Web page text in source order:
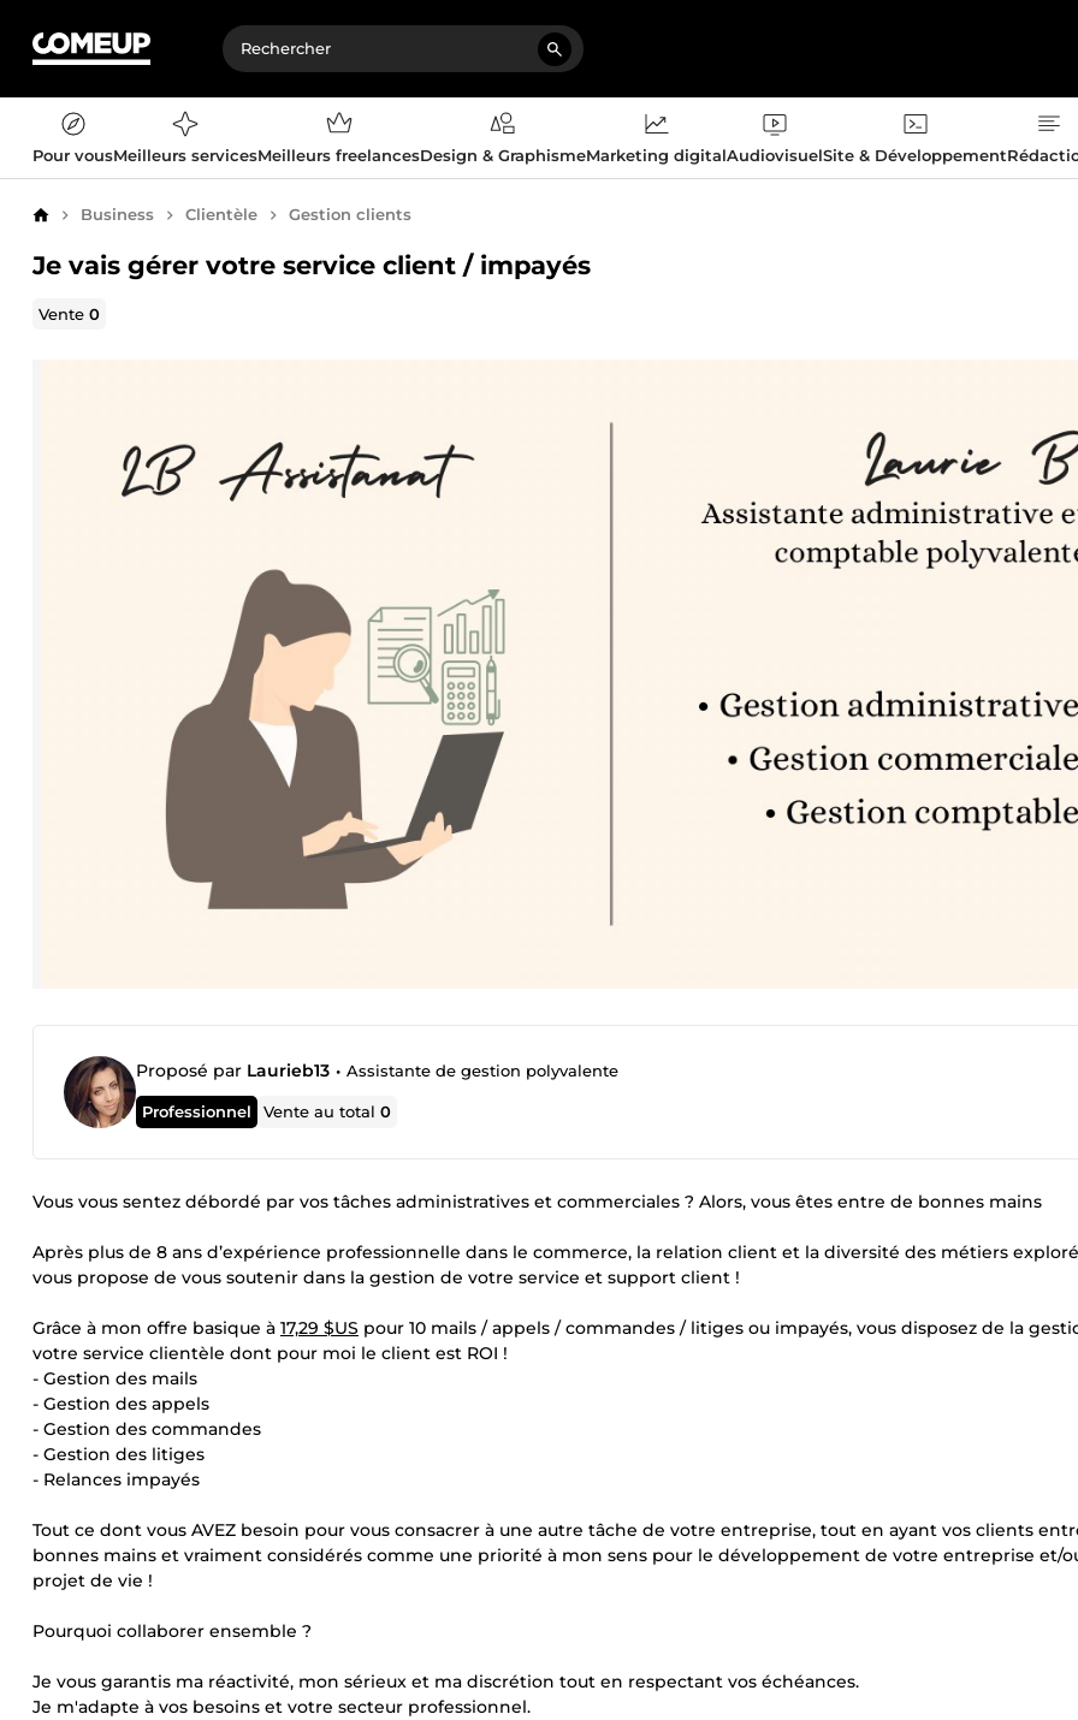
Pour vousMeilleurs servicesMeilleurs freelancesDesign & GraphismeMarketing digitalAudiovisuelSite & Développement
AccueilBusiness Clientèle Gestion clients
Je vais gérer votre service client / impayés
Vente0
Proposé par Laurieb13 • Assistante de gestion polyvalente
Professionnel Vente au total0
Vous vous sentez débordé par vos tâches administratives et commerciales ? Alors, vous êtes entre de bonnes mains
Après plus de 8 ans d’expérience professionnelle dans le commerce, la relation client et la diversité des métiers
vous propose de vous soutenir dans la gestion de votre service et support client !
Grâce à mon offre basique à 17,29 $US pour 10 mails / appels / commandes / litiges ou impayés, vous disposez de la
votre service clientèle dont pour moi le client est ROI !
- Gestion des mails
- Gestion des appels
- Gestion des commandes
- Gestion des litiges
- Relances impayés
Tout ce dont vous AVEZ besoin pour vous consacrer à une autre tâche de votre entreprise, tout en ayant vos clients
bonnes mains et vraiment considérés comme une priorité à mon sens pour le développement de votre entreprise et/
projet de vie !
Pourquoi collaborer ensemble ?
Je vous garantis ma réactivité, mon sérieux et ma discrétion tout en respectant vos échéances.
Je m'adapte à vos besoins et votre secteur professionnel.